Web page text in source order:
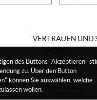
des Buttons "Akzeptieren"
zu. Über den Button
können Sie auswählen, welche
wollen.
VERTRAUEN UND